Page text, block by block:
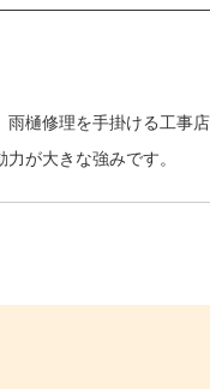
樋修理を手掛ける工事
が大きな強みです。